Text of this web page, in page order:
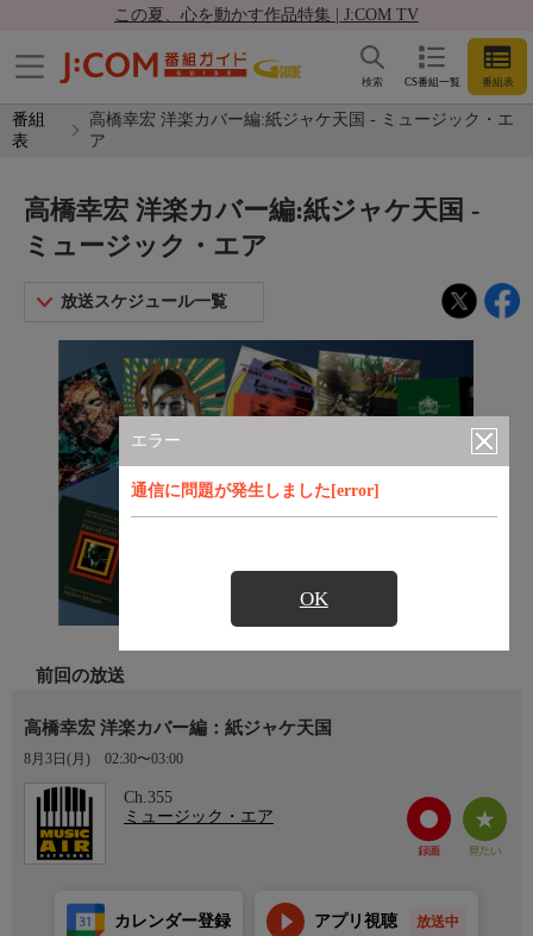
この夏、心を動かす作品特集 | J:COM TV
CS番組一覧 番組表
検索
番組
表
高橋幸宏 洋楽カバー編:紙ジャケ天国 - ミュージック・エ
ア
エラー
通信に問題が発生しました[error]
OK
高橋幸宏 洋楽カバー編:紙ジャケ天国 -
ミュージック・エア
放送スケジュール一覧
前回の放送
高橋幸宏 洋楽カバー編：紙ジャケ天国
8月3日(月) 02:30〜03:00
Ch.355
ミュージック・エア
カレンダー登録 アプリ視聴 放送中